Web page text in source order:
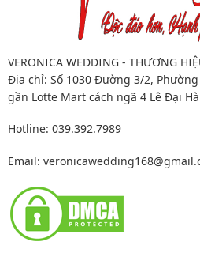
VERONICA WEDDING - THƯƠNG
Địa chỉ: Số 1030 Đường 3/2,
gần Lotte Mart cách ngã 4 Lê Đại
Hotline: 039.392.7989
Email: